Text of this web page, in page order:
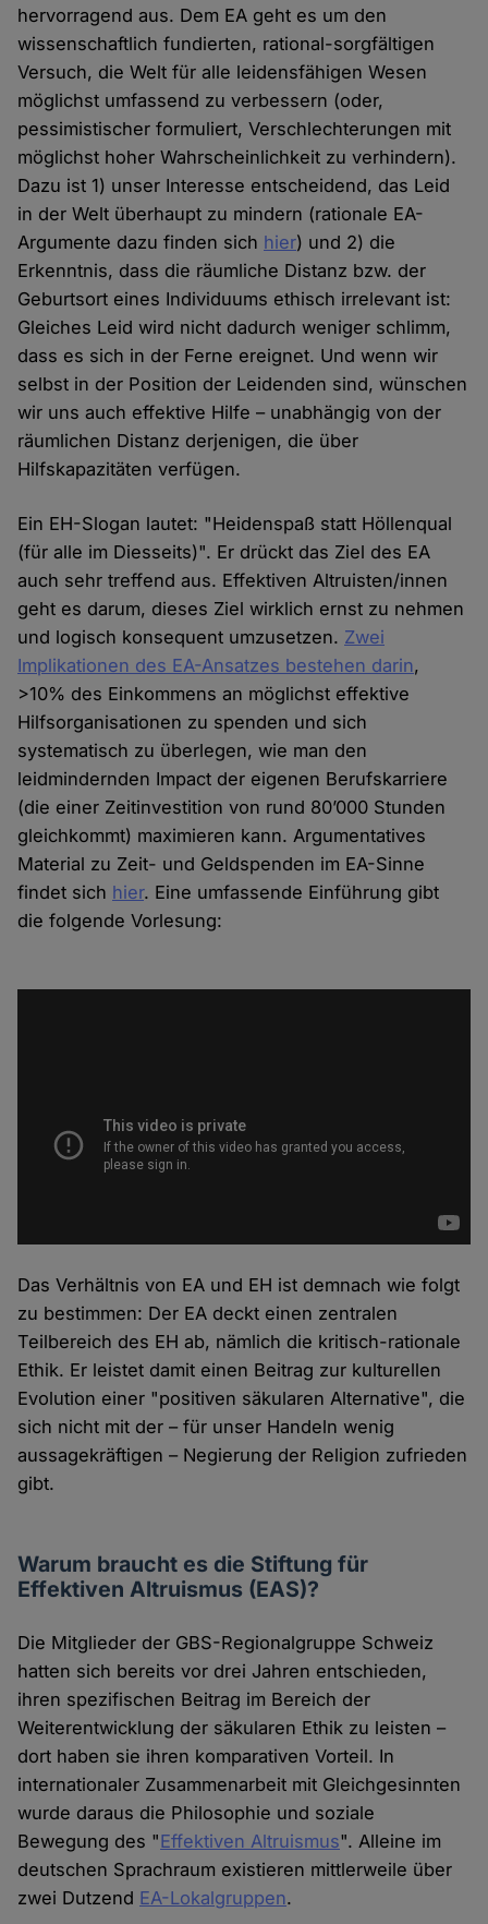
hervorragend aus. Dem EA geht es um den
wissenschaftlich fundierten, rational-sorgfältigen
Versuch, die Welt für alle leidensfähigen Wesen
möglichst umfassend zu verbessern (oder,
pessimistischer formuliert, Verschlechterungen mit
möglichst hoher Wahrscheinlichkeit zu verhindern).
Dazu ist 1) unser Interesse entscheidend, das Leid
in der Welt überhaupt zu mindern (rationale EA-
Argumente dazu finden sich hier) und 2) die
Erkenntnis, dass die räumliche Distanz bzw. der
Geburtsort eines Individuums ethisch irrelevant ist:
Gleiches Leid wird nicht dadurch weniger schlimm,
dass es sich in der Ferne ereignet. Und wenn wir
selbst in der Position der Leidenden sind, wünschen
wir uns auch effektive Hilfe – unabhängig von der
räumlichen Distanz derjenigen, die über
Hilfskapazitäten verfügen.
Ein EH-Slogan lautet: "Heidenspaß statt Höllenqual
(für alle im Diesseits)". Er drückt das Ziel des EA
auch sehr treffend aus. Effektiven Altruisten/innen
geht es darum, dieses Ziel wirklich ernst zu nehmen
und logisch konsequent umzusetzen. Zwei
Implikationen des EA-Ansatzes bestehen darin,
>10% des Einkommens an möglichst effektive
Hilfsorganisationen zu spenden und sich
systematisch zu überlegen, wie man den
leidmindernden Impact der eigenen Berufskarriere
(die einer Zeitinvestition von rund 80’000 Stunden
gleichkommt) maximieren kann. Argumentatives
Material zu Zeit- und Geldspenden im EA-Sinne
findet sich hier. Eine umfassende Einführung gibt
die folgende Vorlesung:
Das Verhältnis von EA und EH ist demnach wie folgt
zu bestimmen: Der EA deckt einen zentralen
Teilbereich des EH ab, nämlich die kritisch-rationale
Ethik. Er leistet damit einen Beitrag zur kulturellen
Evolution einer "positiven säkularen Alternative", die
sich nicht mit der – für unser Handeln wenig
aussagekräftigen – Negierung der Religion zufrieden
gibt.
Warum braucht es die Stiftung für
Effektiven Altruismus (EAS)?
Die Mitglieder der GBS-Regionalgruppe Schweiz
hatten sich bereits vor drei Jahren entschieden,
ihren spezifischen Beitrag im Bereich der
Weiterentwicklung der säkularen Ethik zu leisten –
dort haben sie ihren komparativen Vorteil. In
internationaler Zusammenarbeit mit Gleichgesinnten
wurde daraus die Philosophie und soziale
Bewegung des "Effektiven Altruismus". Alleine im
deutschen Sprachraum existieren mittlerweile über
zwei Dutzend EA-Lokalgruppen.